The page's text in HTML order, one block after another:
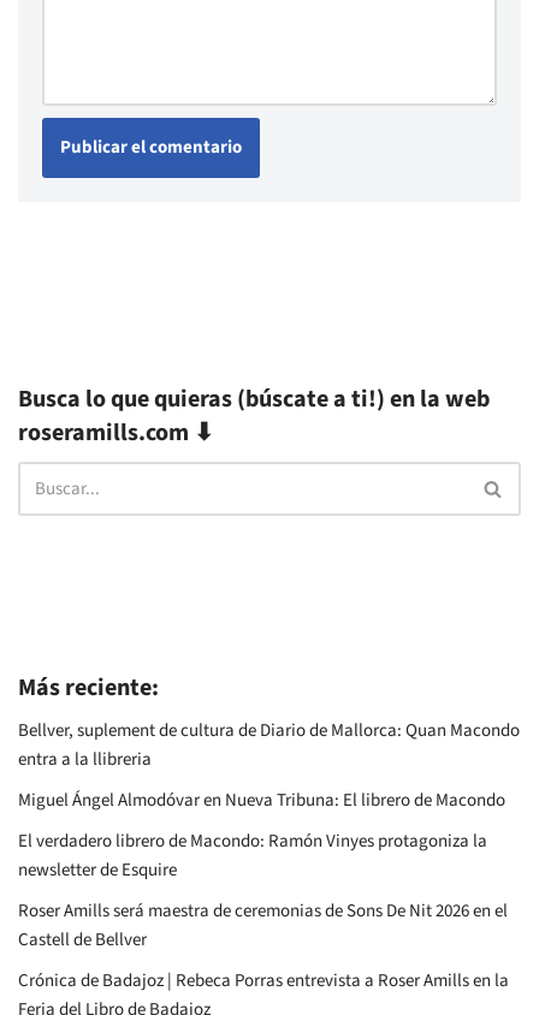
Busca lo que quieras (búscate a ti!) en la web
roseramills.com ⬇
Más reciente:
Bellver, suplement de cultura de Diario de Mallorca: Quan Macondo
entra a la llibreria
Miguel Ángel Almodóvar en Nueva Tribuna: El librero de Macondo
El verdadero librero de Macondo: Ramón Vinyes protagoniza la
newsletter de Esquire
Roser Amills será maestra de ceremonias de Sons De Nit 2026 en el
Castell de Bellver
Crónica de Badajoz | Rebeca Porras entrevista a Roser Amills en la
Feria del Libro de Badajoz